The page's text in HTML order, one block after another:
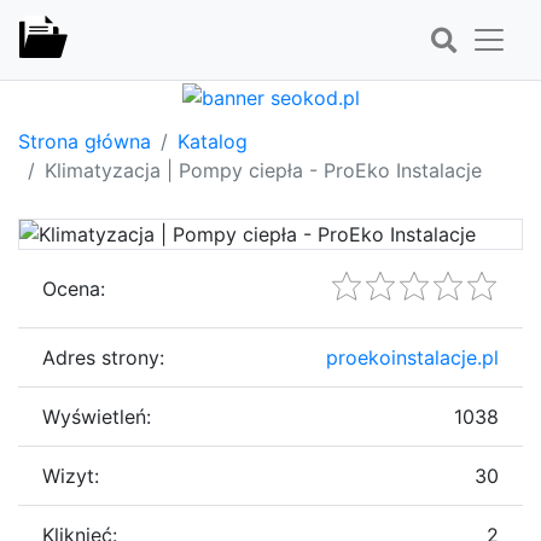
Strona główna
Katalog
Klimatyzacja | Pompy ciepła - ProEko Instalacje
Ocena:
Adres strony: proekoinstalacje.pl
Wyświetleń: 1038
Wizyt: 30
Kliknięć: 2